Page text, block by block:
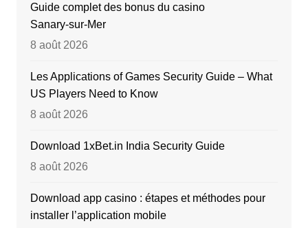
Guide complet des bonus du casino
Sanary‑sur‑Mer
8 août 2026
Les Applications of Games Security Guide – What
US Players Need to Know
8 août 2026
Download 1xBet.in India Security Guide
8 août 2026
Download app casino : étapes et méthodes pour
installer l’application mobile